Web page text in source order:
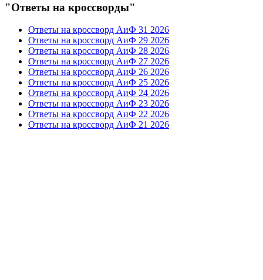
"Ответы на кроссворды"
Ответы на кроссворд АиФ 31 2026
Ответы на кроссворд АиФ 29 2026
Ответы на кроссворд АиФ 28 2026
Ответы на кроссворд АиФ 27 2026
Ответы на кроссворд АиФ 26 2026
Ответы на кроссворд АиФ 25 2026
Ответы на кроссворд АиФ 24 2026
Ответы на кроссворд АиФ 23 2026
Ответы на кроссворд АиФ 22 2026
Ответы на кроссворд АиФ 21 2026